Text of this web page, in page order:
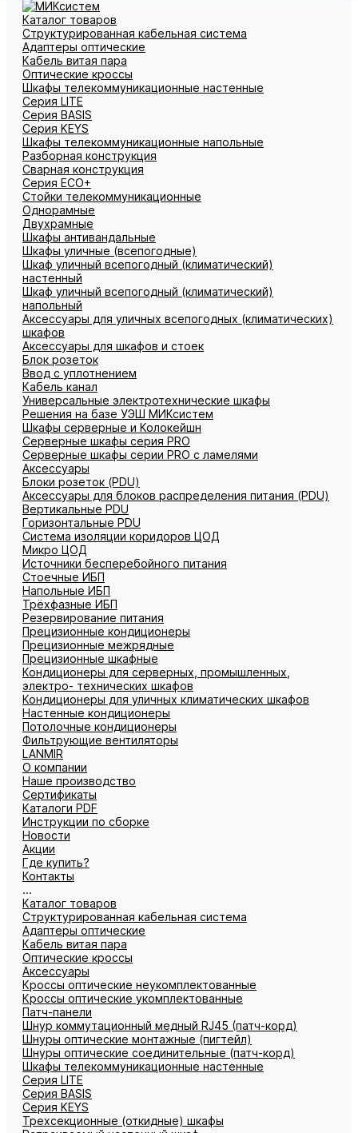
Каталог товаров
Структурированная кабельная система
Адаптеры оптические
Кабель витая пара
Оптические кроссы
Шкафы телекоммуникационные настенные
Cерия LITE
Cерия BASIS
Cерия KEYS
Шкафы телекоммуникационные напольные
Разборная конструкция
Сварная конструкция
Серия ECO+
Стойки телекоммуникационные
Однорамные
Двухрамные
Шкафы антивандальные
Шкафы уличные (всепогодные)
Шкаф уличный всепогодный (климатический)
настенный
Шкаф уличный всепогодный (климатический)
напольный
Аксессуары для уличных всепогодных (климатических)
шкафов
Аксессуары для шкафов и стоек
Блок розеток
Ввод с уплотнением
Кабель канал
Универсальные электротехнические шкафы
Решения на базе УЭШ МИКсистем
Шкафы серверные и Колокейшн
Серверные шкафы серия PRO
Серверные шкафы серии PRO с ламелями
Аксессуары
Блоки розеток (PDU)
Аксессуары для блоков распределения питания (PDU)
Вертикальные PDU
Горизонтальные PDU
Система изоляции коридоров ЦОД
Микро ЦОД
Источники бесперебойного питания
Стоечные ИБП
Напольные ИБП
Трёхфазные ИБП
Резервирование питания
Прецизионные кондиционеры
Прецизионные межрядные
Прецизионные шкафные
Кондиционеры для серверных, промышленных,
электро- технических шкафов
Кондиционеры для уличных климатических шкафов
Настенные кондиционеры
Потолочные кондиционеры
Фильтрующие вентиляторы
LANMIR
О компании
Наше производство
Сертификаты
Каталоги PDF
Инструкции по сборке
Новости
Акции
Где купить?
Контакты
...
Каталог товаров
Структурированная кабельная система
Адаптеры оптические
Кабель витая пара
Оптические кроссы
Аксессуары
Кроссы оптические неукомплектованные
Кроссы оптические укомплектованные
Патч-панели
Шнур коммутационный медный RJ45 (патч-корд)
Шнуры оптические монтажные (пигтейл)
Шнуры оптические соединительные (патч-корд)
Шкафы телекоммуникационные настенные
Cерия LITE
Cерия BASIS
Cерия KEYS
Трехсекционные (откидные) шкафы